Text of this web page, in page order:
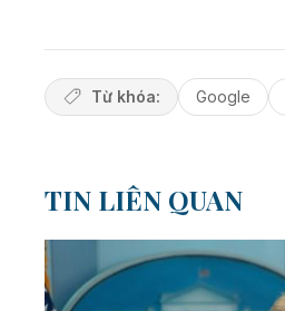
Từ khóa: Google
TIN LIÊN QUAN